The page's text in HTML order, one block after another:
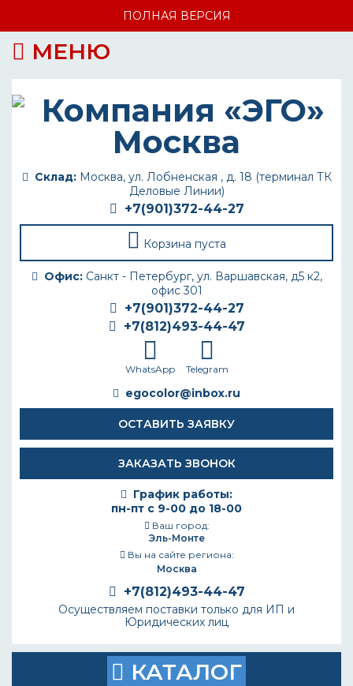
ПОЛНАЯ ВЕРСИЯ
МЕНЮ
Склад:Москва, ул. Лобненская , д. 18 (терминал ТК
Деловые Линии)
+7(901)372-44-27
Корзина пуста
Офис:Санкт - Петербург, ул. Варшавская, д5 к2,
офис 301
+7(901)372-44-27
+7(812)493-44-47
WhatsApp Telegram
egocolor@inbox.ru
ОСТАВИТЬ ЗАЯВКУ
ЗАКАЗАТЬ ЗВОНОК
График работы:
пн-пт с 9-00 до 18-00
Ваш город:
Эль-Монте
Вы на сайте региона:
Москва
+7(812)493-44-47
Осуществляем поставки только для ИП и
Юридических лиц
КАТАЛОГ